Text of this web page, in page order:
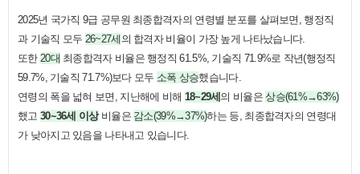
2025년 국가직 9급 공무원 최종합격자의 연령별 분포를 살펴보면, 행정직
과 기술직 모두 26~27세 의 합격자 비율이 가장 높게 나타났습니다.
또한 20대 최종합격자 비율은 행정직 61.5%, 기술직 71.9%로 작년(행정직
59.7%, 기술직 71.7%)보다 모두 소폭 상승했습니다.
연령의 폭을 넓혀 보면, 지난해에 비해 18~29세 의 비율은상승(61%→63%)
했고 30~36세 이상비율은 감소(39%→37%)하는 등, 최종합격자의 연령대
가 낮아지고 있음을 나타내고 있습니다.